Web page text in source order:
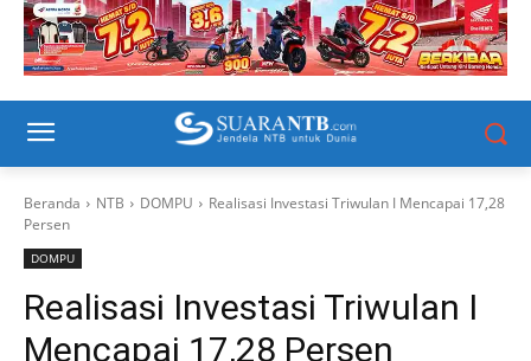
Beranda NTB DOMPU
Realisasi Investasi Triwulan I Mencapai 17,28
Persen
DOMPU
Realisasi Investasi Triwulan I
Mencapai 17,28 Persen